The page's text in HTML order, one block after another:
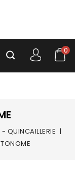
0
QUINCAILLERIE